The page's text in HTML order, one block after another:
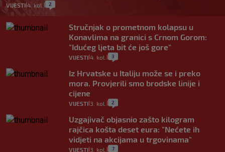
VIJESTI 4. kol. 2
Stručnjak o prometnom kolapsu u
Konavlima na granici s Crnom Gorom:
"Idućeg ljeta bit će još gore"
VIJESTI 4. kol. 3
Iz Hrvatske u Italiju može se i preko
mora. Provjerili smo brodske linije i
cijene
VIJESTI 3. kol. 2
Uzgajivač objasnio zašto kilogram
rajčica košta deset eura: "Nećete ih
vidjeti na akcijama u trgovinama"
VIJESTI 3. kol. 7